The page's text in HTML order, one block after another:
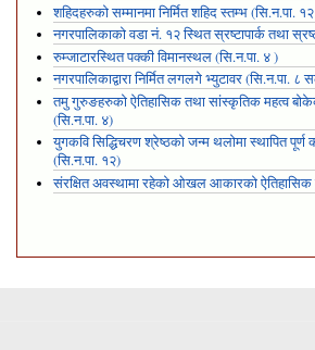
शहिदहरुको सम्मानमा निर्मित शहिद स्तम्भ (सि.न.पा. १२
नगरपालिकाको वडा नं. १२ स्थित स्रष्टापार्क तथा
रुम्जाटारस्थित पक्की विमानस्थल (सि.न.पा. ४ )
नगरपालिकाद्वारा निर्मित लगलगे भ्युटावर (सि.न.पा. ८
तमु गुरुङहरुको ऐतिहासिक तथा सांस्कृतिक महत्व
(सि.न.पा. ४)
युगकवि सिद्धिचरण श्रेष्ठको जन्म थलोमा स्थापित
(सि.न.पा. १२)
संरक्षित अवस्थामा रहेको ओखल आकारको ऐतिहासिक